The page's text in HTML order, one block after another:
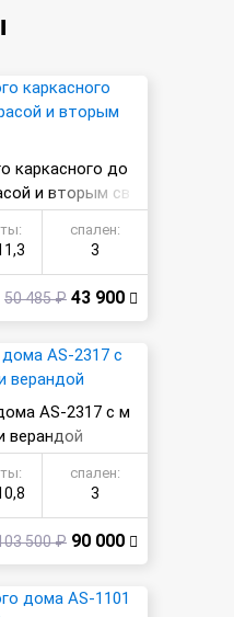
каркасного до
и вторым св
спален:
3
50 485 ₽ 43 900
AS-2317 с м
верандой
спален:
3
500 ₽ 90 000